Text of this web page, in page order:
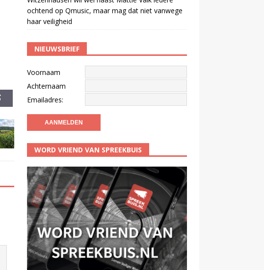
ochtend op Qmusic, maar mag dat niet vanwege
haar veiligheid
NIEUWSBRIEF
Voornaam
Achternaam
Emailadres:
WORD VRIEND VAN SPREEKBUIS